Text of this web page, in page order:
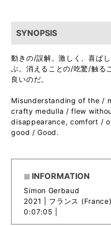
SYNOPSIS
動きの/誤解。激しく、喜ば
ぶ。消えることの/吃驚/触る
良いのだ。
Misunderstanding of the /
crafty medulla / flew
disappearance, comfort /
good / Good.
INFORMATION
Simon Gerbaud
2021 | フランス
0:07:05 |